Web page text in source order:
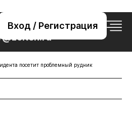
Вход / Регистрация
221-76-32
посетит проблемный рудник